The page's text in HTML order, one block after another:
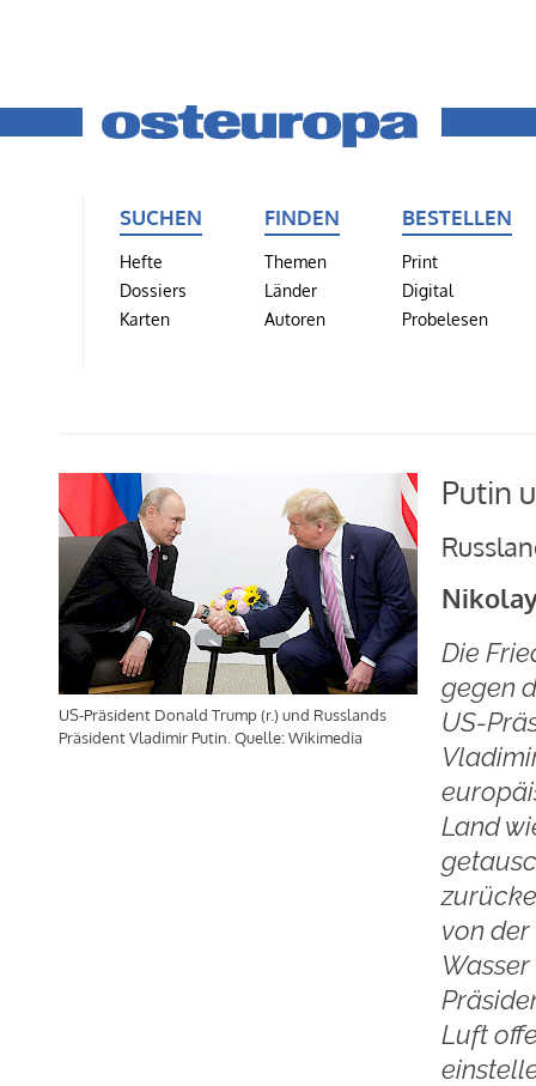
SUCHEN
Hefte
Dossiers
Karten
FINDEN
Themen
Länder
Autoren
BESTELLEN
Print
Digital
Probelesen
US-Präsident Donald Trump (r.) und Russlands
Präsident Vladimir Putin. Quelle: Wikimedia
Putin
Die
gegen
US-
Land
von
Luft